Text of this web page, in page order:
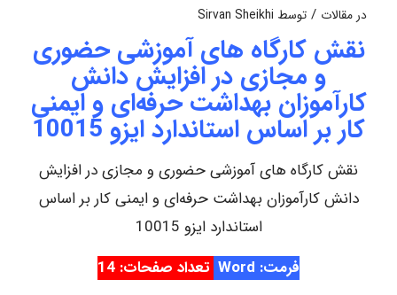
در مقالات / توسط Sirvan Sheikhi
نقش کارگاه های آموزشی حضوری
و مجازی در افزایش دانش
کارآموزان بهداشت حرفه‌ای و ایمنی
کار بر اساس استاندارد ایزو 10015
نقش کارگاه های آموزشی حضوری و مجازی در افزایش
دانش کارآموزان بهداشت حرفه‌ای و ایمنی کار بر اساس
استاندارد ایزو 10015
فرمت: Word
تعداد صفحات: 14